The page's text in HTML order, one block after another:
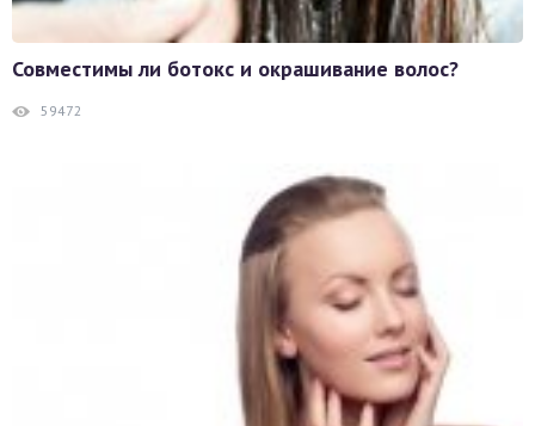
Совместимы ли ботокс и окрашивание волос?
59472